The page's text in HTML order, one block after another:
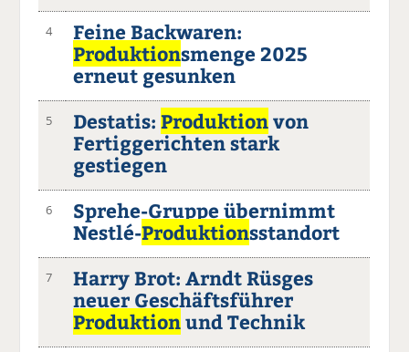
4
Feine Backwaren:
Produktionsmenge 2025
erneut gesunken
5 Destatis:Produktionvon
Fertiggerichten stark
gestiegen
6
Sprehe-Gruppe übernimmt
Nestlé-Produktionsstandort
7
Harry Brot: Arndt Rüsges
neuer Geschäftsführer
Produktionund Technik